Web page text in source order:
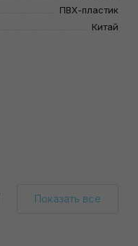
ПВХ-пластик
Китай
Показать все